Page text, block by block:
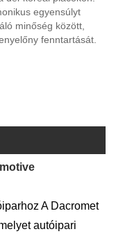
egyensúlyt
minőség között,
fenntartását.
A Dacromet
autóipari